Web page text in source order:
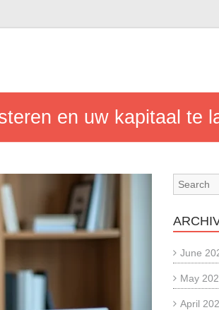
en uw kapitaal te
June
May
April